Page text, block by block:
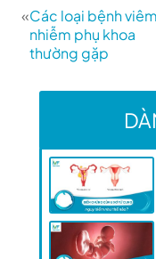
«Các loại bệnh viêm
nhiễm phụ khoa
thường gặp